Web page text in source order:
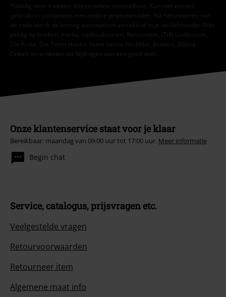
*Geldig voor 4 weken. Alleen online inwisselbaar. Kan niet worden
gebruikt in combinatie met andere promotiecodes. Na het invoeren van
de code wordt de korting automatisch verrekend in je winkelmandje. Niet
geldig op boeken, media, cadeaubonnen, Rammstein, (Till) Lindemann,
Die Ärzte, Die Toten Hosen, Feine Sahne Fischfilet, Broilers, Böhse
Onkelz en artikelen die bijdragen aan een goed doel.
Onze klantenservice staat voor je klaar
Bereikbaar: maandag van 09:00 uur tot 17:00 uur. Meer informatie
Begin chat
Service, catalogus, prijsvragen etc.
Veelgestelde vragen
Retourvoorwaarden
Retourneer item
Algemene maat info